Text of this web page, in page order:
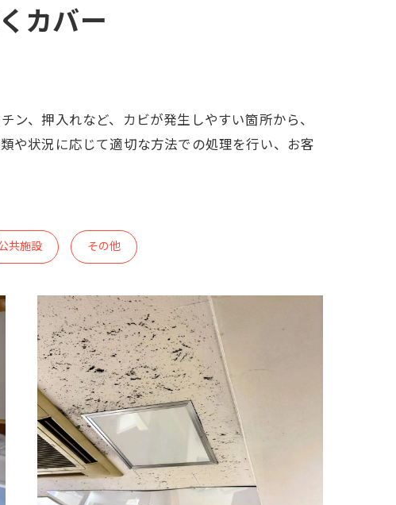
カバー
、押入れなど、カビが発生しやすい箇所から、
や状況に応じて適切な方法での処理を行い、お客
共施設 その他